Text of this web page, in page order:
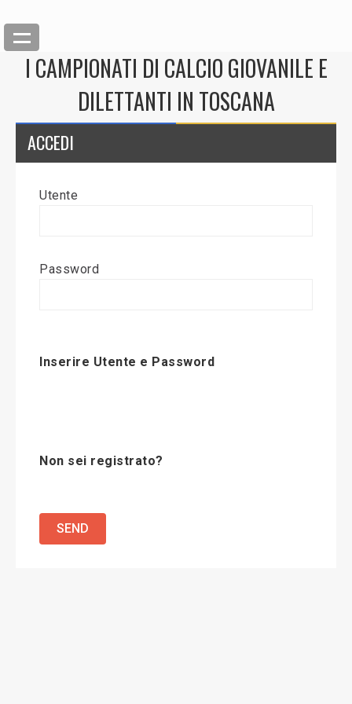
Back
Modifica News
I CAMPIONATI DI CALCIO GIOVANILE E
DILETTANTI IN TOSCANA
ACCEDI
Utente
Password
Inserire Utente e Password
Non sei registrato?